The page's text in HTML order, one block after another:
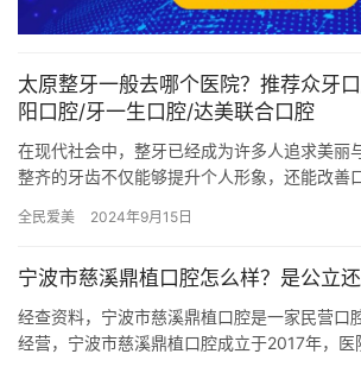
太原整牙一般去哪个医院？推荐众牙
阳口腔/牙一生口腔/达美联合口腔
在现代社会中，整牙已经成为许多人追求美丽
整齐的牙齿不仅能够提升个人形象，还能改善
家太原…
全民爱美 2024年9月15日
宁波市慈溪鼎植口腔怎么样？是公立还
经查资料，宁波市慈溪鼎植口腔是一家民营口
经营，宁波市慈溪鼎植口腔成立于2017年，